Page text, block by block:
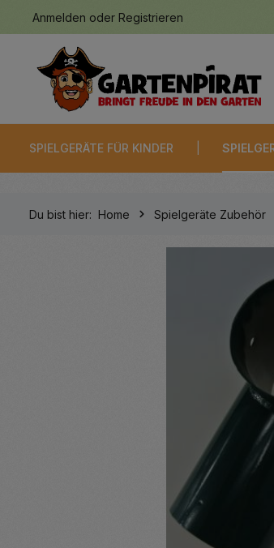
Zur Hauptnavigation springen
Anmelden oder Registrieren
SPIELGERÄTE FÜR KINDER
Du bist hier: Home Spielgeräte Zubehör